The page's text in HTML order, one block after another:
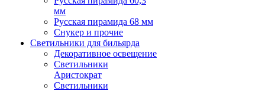
мм
Русская пирамида 68 мм
Снукер и прочие
Светильники для бильярда
Декоративное освещение
Светильники
Аристократ
Светильники